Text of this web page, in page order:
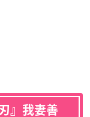
』我妻善